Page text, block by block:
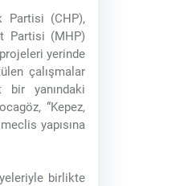
Partisi (CHP),
Partisi (MHP)
yerinde
çalışmalar
bir yanındaki
“Kepez,
yapısına
birlikte